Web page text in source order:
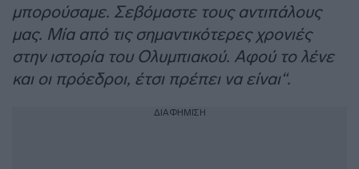
μπορούσαμε. Σεβόμαστε τους αντιπάλους
μας. Μία από τις σημαντικότερες χρονιές
στην ιστορία του Ολυμπιακού. Αφού το λένε
και οι πρόεδροι, έτσι πρέπει να είναι“.
ΔΙΑΦΗΜΙΣΗ